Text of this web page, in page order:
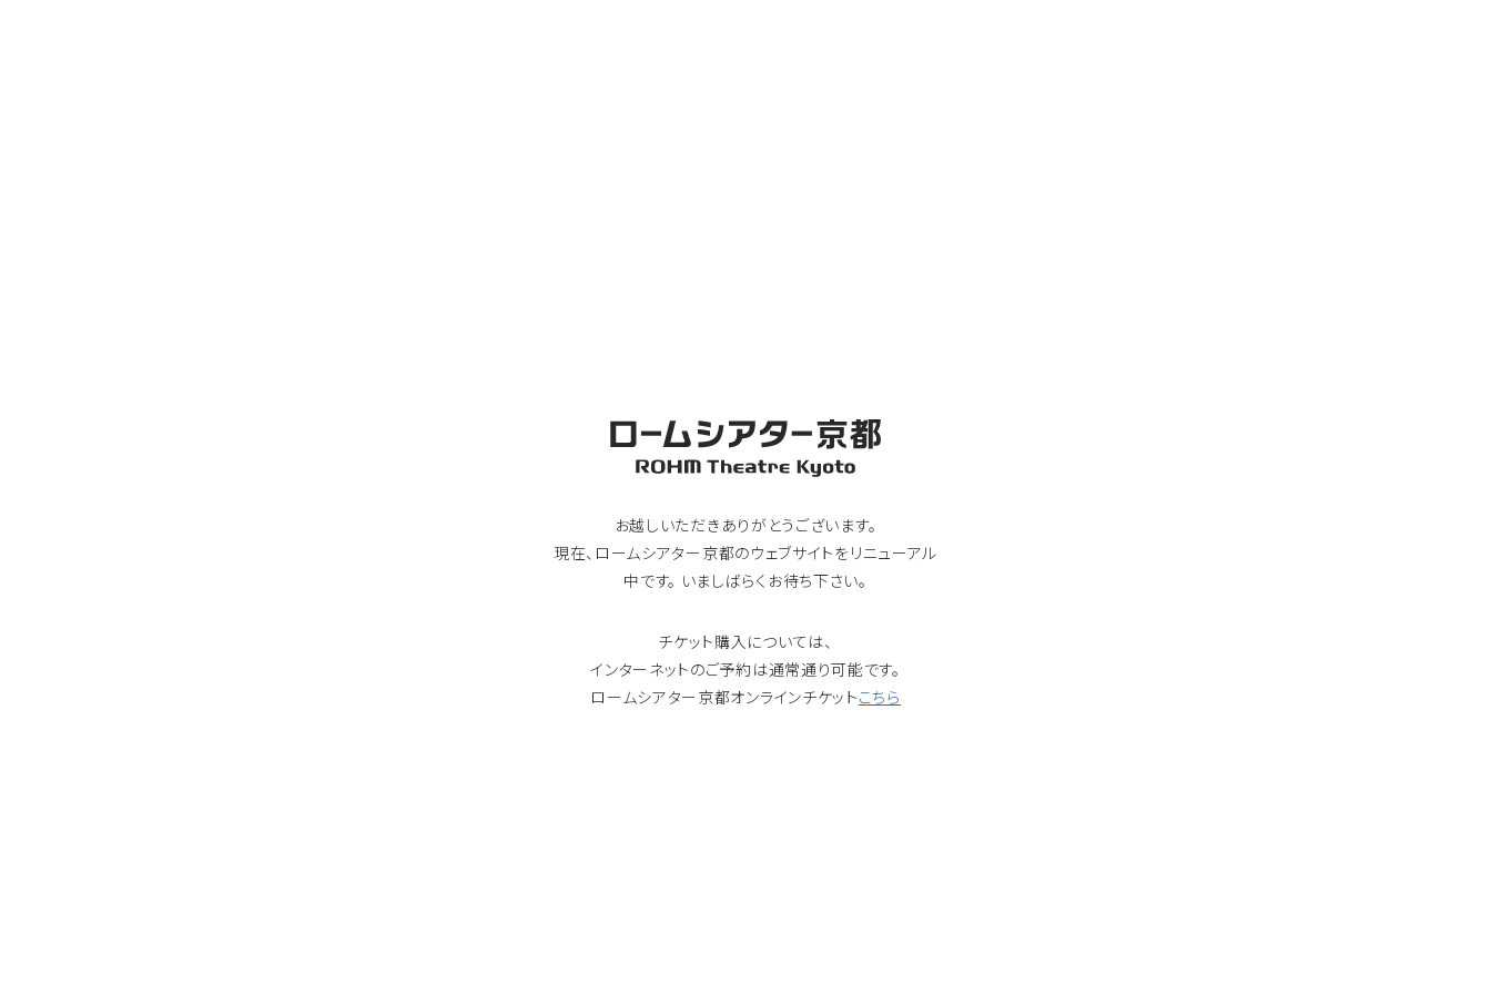
お越しいただきありがとうございます。
現在、ロームシアター京都のウェブサイトをリニューアル
中です。 いましばらくお待ち下さい。
チケット購入については、
インターネットのご予約は通常通り可能です。
ロームシアター京都オンラインチケットこちら